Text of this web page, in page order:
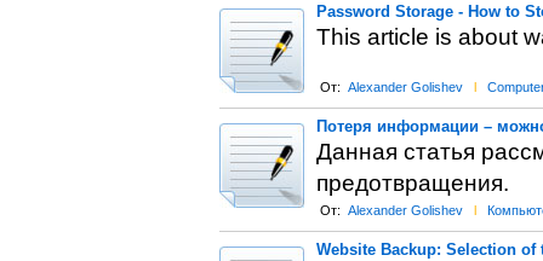
Password Storage - How to
This article is about
От: Alexander Golishev l
Потеря информации –
Данная статья
предотвращения.
От: Alexander Golishev l
Website Backup: Selection of